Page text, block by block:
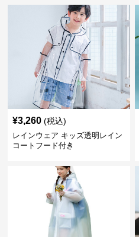
¥3,260 (税込)
レインウェア キッズ透明レイン
コートフード付き